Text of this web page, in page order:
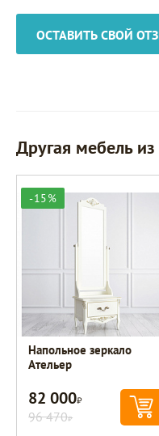
ОСТАВИТЬ СВОЙ
Другая мебель
-15%
Напольное зеркало
Ательер
82 000Р
96 470Р